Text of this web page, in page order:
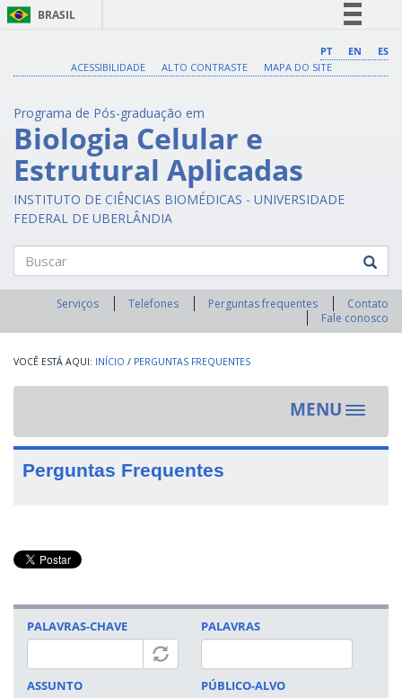
BRASIL
Comunica BR
Legislação
Canais
PT EN
ES
ACESSIBILIDADE
ALTO CONTRASTE MAPA DO SITE
Programa de Pós-graduação em
Biologia Celular e
Estrutural Aplicadas
INSTITUTO DE CIÊNCIAS BIOMÉDICAS - UNIVERSIDADE
FEDERAL DE UBERLÂNDIA
Buscar
Serviços Telefones Perguntas frequentes
Contato
Fale conosco
INÍCIO / PERGUNTAS FREQUENTES
MENU
Toggle
Perguntas Frequentes
PALAVRAS-CHAVE
ASSUNTO
PALAVRAS
PÚBLICO-ALVO